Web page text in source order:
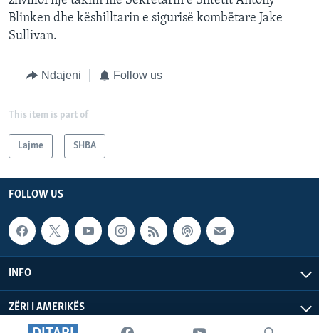
Blinken dhe këshilltarin e sigurisë kombëtare Jake
Sullivan.
Ndajeni Follow us
This item is part of
Lajme SHBA
FOLLOW US
INFO
ZËRI I AMERIKËS